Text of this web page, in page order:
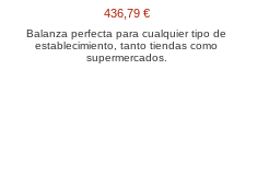
436,79 €
Balanza perfecta para cualquier tipo de
establecimiento, tanto tiendas como
supermercados.